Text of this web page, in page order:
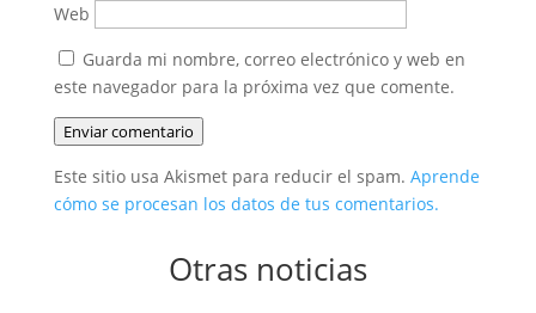
Web
Guarda mi nombre, correo electrónico y web en
este navegador para la próxima vez que comente.
Enviar comentario
Este sitio usa Akismet para reducir el spam. Aprende
cómo se procesan los datos de tus comentarios.
Otras noticias